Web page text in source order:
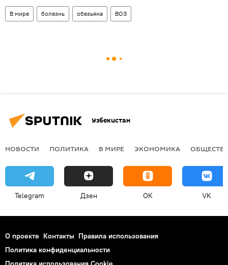
В мире болезнь обезьяна ВОЗ
Узбекистан
НОВОСТИ ПОЛИТИКА В МИРЕ ЭКОНОМИКА
Telegram Дзен OK VK
О проекте Контакты Правила использования
Политика конфиденциальности